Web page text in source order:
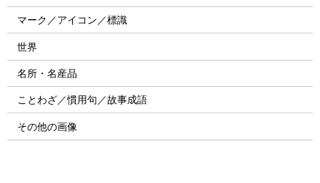
マーク／アイコン／標識
世界
名所・名産品
ことわざ／慣用句／故事成語
その他の画像